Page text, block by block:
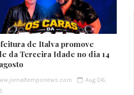
de Italva promove
da Terceira Idade no dia 14
Aug 06,